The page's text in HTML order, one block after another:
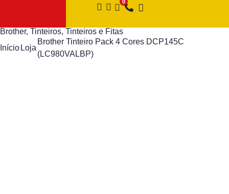
Brother, Tinteiros, Tinteiros e Fitas
Início Loja
Brother Tinteiro Pack 4 Cores DCP145C
(LC980VALBP)